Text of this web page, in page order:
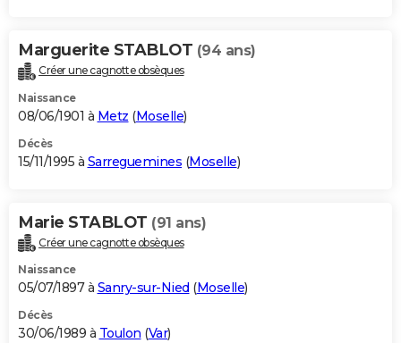
Marguerite STABLOT (94 ans)
Créer une cagnotte obsèques
Naissance
08/06/1901 à Metz (Moselle)
Décès
15/11/1995 à Sarreguemines (Moselle)
Marie STABLOT (91 ans)
Créer une cagnotte obsèques
Naissance
05/07/1897 à Sanry-sur-Nied (Moselle)
Décès
30/06/1989 à Toulon (Var)